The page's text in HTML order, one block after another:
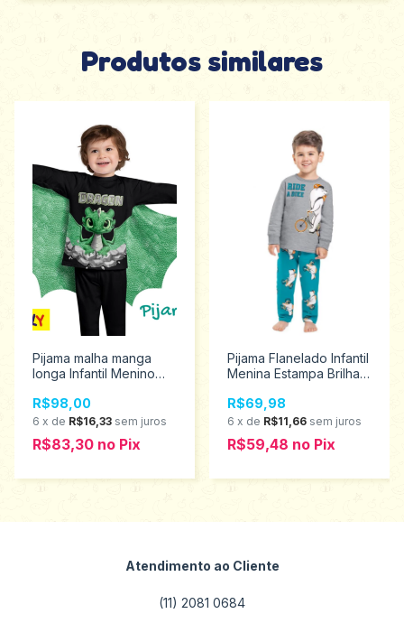
Produtos similares
Pijama malha manga
longa Infantil Menino
Escuro Kyly 2 ao 6
1000883
R$98,00
6 x de R$16,33 sem juros
R$83,30 no Pix
Pijama Flanelado Infantil
Menina Estampa Brilha
208142
R$69,98
6 x de R$11,66 sem juros
R$59,48 no Pix
Atendimento ao Cliente
(11) 2081 0684